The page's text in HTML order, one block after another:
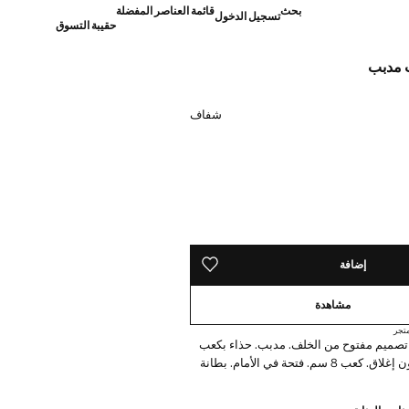
بحثتسجيل الدخولقائمة العناصر المفضلة
حقيبة التسوق
مدبب
شفاف
إضافة حفظه في قائمة منتجاتك المفضلة
مشاهدة
تصميم مفتوح من الخلف. مدبب. حذاء بكعب
عالي رفيع. بدون إغلاق. كعب 8 سم. فتحة في الأمام. بطانة